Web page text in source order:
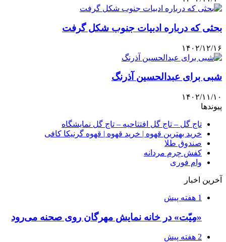
بحثی که درباره ادبیات جنوب شکل گرفت
۱۴۰۲/۱۲/۱۶
شبی برای عبدالحسین آذرنگ
۱۴۰۲/۱۱/۱۰
پیوندها
تاج گل – تاج گل افتتاحیه – تاج گل نمایشگاه
خرید بهترین قهوه | خرید قهوه | قهوه گرنیکا کافی
صندوق طلا
کفش چرم مردانه
وام فوری
آخرین اخبار
1 هفته پیش
«مِیّت» در خانه نمایش مهرگان روی صحنه می‌رود
2 هفته پیش